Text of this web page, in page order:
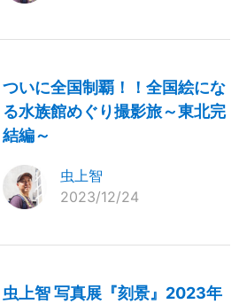
ついに全国制覇！！全国絵にな
る水族館めぐり撮影旅～東北完
結編～
虫上智
2023/12/24
虫上智 写真展『刻景』2023年